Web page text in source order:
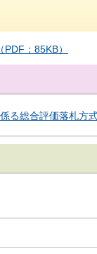
：85KB）
る総合評価落札方